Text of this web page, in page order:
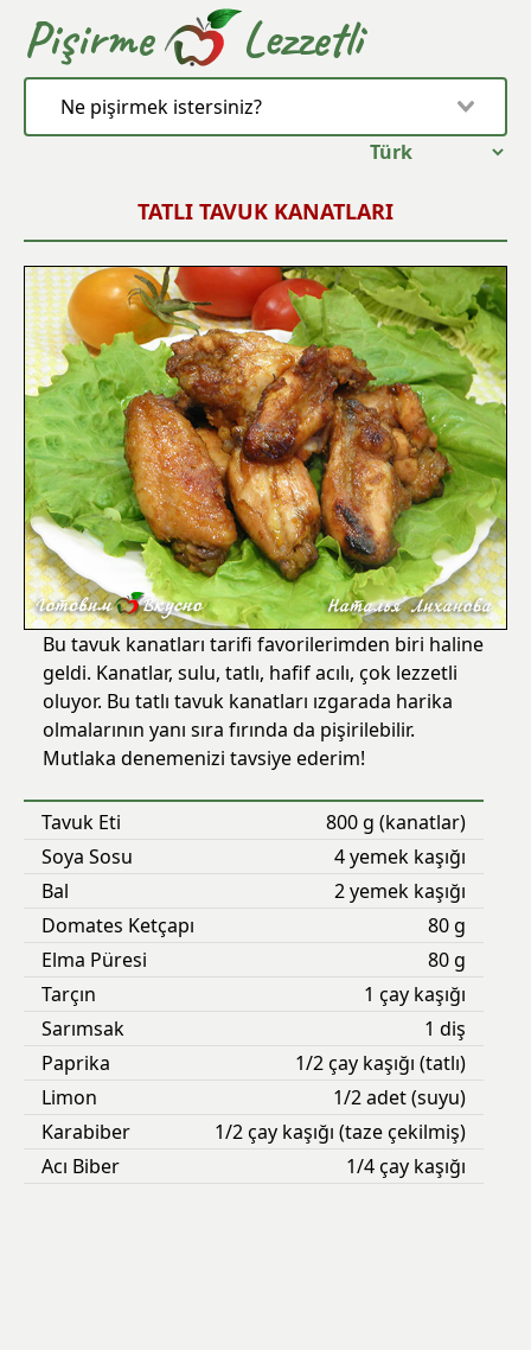
Pişirme Lezzetli
TATLI TAVUK KANATLARI
Bu tavuk kanatları tarifi favorilerimden biri haline
geldi. Kanatlar, sulu, tatlı, hafif acılı, çok lezzetli
oluyor. Bu tatlı tavuk kanatları ızgarada harika
olmalarının yanı sıra fırında da pişirilebilir.
Mutlaka denemenizi tavsiye ederim!
Tavuk Eti
800 g (kanatlar)
Soya Sosu
4 yemek kaşığı
Bal
2 yemek kaşığı
Domates Ketçapı
80 g
Elma Püresi
80 g
Tarçın
1 çay kaşığı
Sarımsak
1 diş
Paprika
1/2 çay kaşığı (tatlı)
Limon
1/2 adet (suyu)
Karabiber
1/2 çay kaşığı (taze çekilmiş)
Acı Biber
1/4 çay kaşığı